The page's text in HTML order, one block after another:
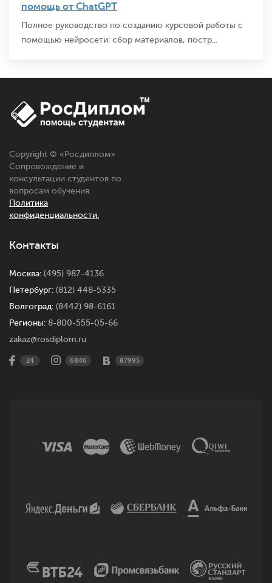
помощь от ChatGPT
Полное руководство по созданию курсовой работы с
помощью нейросети: сбор материалов, постр...
Copyright © «Росдиплом»
Сопровождение и
консультации студентов по
вопросам обучения.
Политика
конфиденциальности.
Контакты
Москва: (495) 987-4136
Петербург: (812) 448-5335
Волгоград: (8442) 98-6161
Регионы: 8-800-555-05-66
zakaz@rosdiplom.ru
24 6846 87995